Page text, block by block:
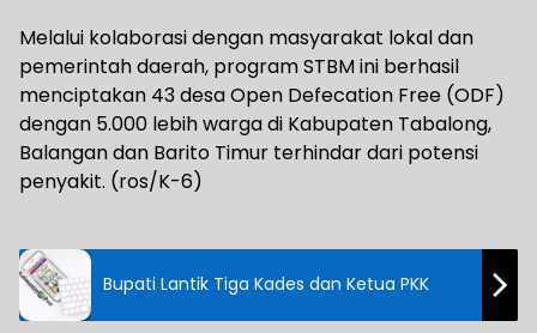
Melalui kolaborasi dengan masyarakat lokal dan
pemerintah daerah, program STBM ini berhasil
menciptakan 43 desa Open Defecation Free (ODF)
dengan 5.000 lebih warga di Kabupaten Tabalong,
Balangan dan Barito Timur terhindar dari potensi
penyakit. (ros/K-6)
Bupati Lantik Tiga Kades dan Ketua PKK